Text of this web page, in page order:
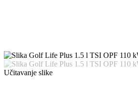
Učitavanje slike